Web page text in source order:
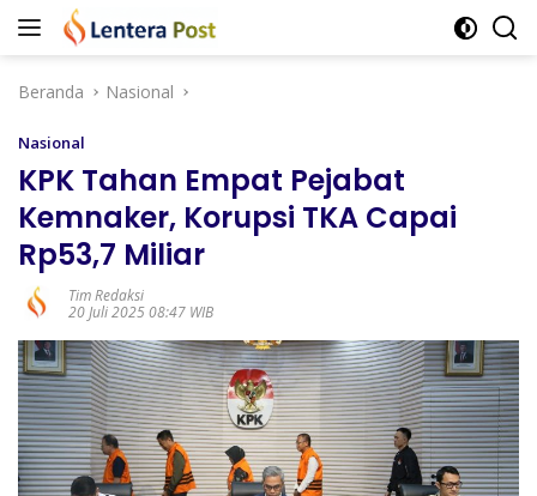
Langsung
Beranda
Nasional
Nasional
KPK Tahan Empat Pejabat
Kemnaker, Korupsi TKA Capai
Rp53,7 Miliar
Tim Redaksi
20 Juli 2025 08:47 WIB